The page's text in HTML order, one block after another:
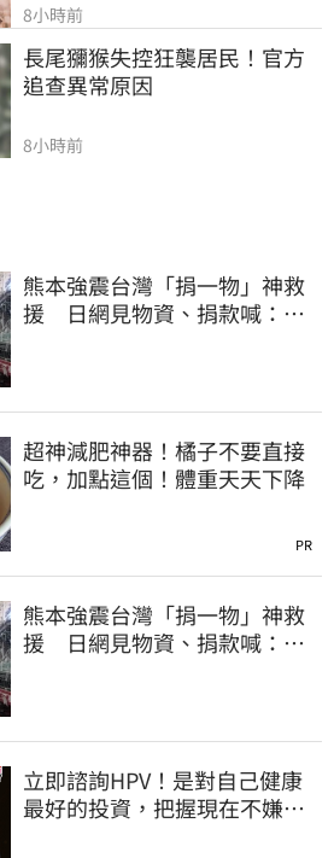
8小時前
長尾獼猴失控狂襲居民！官方
追查異常原因
8小時前
熊本強震台灣「捐一物」神救
援 日網見物資、捐款喊：給
超神減肥神器！橘子不要直接
吃，加點這個！體重天天下降
PR
熊本強震台灣「捐一物」神救
援 日網見物資、捐款喊：給
立即諮詢HPV！是對自己健康
最好的投資，把握現在不嫌